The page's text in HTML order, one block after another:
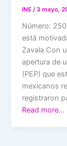
INE/3 mayo,
Número:
está
Zavala Con
apertura de
(PEP) que
mexicanos
registraron
Read more…